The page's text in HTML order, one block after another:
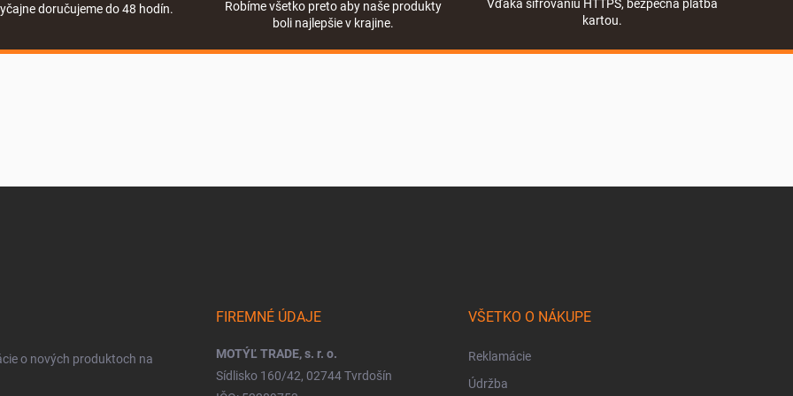
doručujeme do 48 hodín.
Robíme všetko preto aby naše produkty
boli najlepšie v krajine.
Vďaka šifrovaniu HTTPS, bezpečná platba
kartou.
o nových produktoch na
FIREMNÉ ÚDAJE
MOTÝĽ TRADE, s. r. o.
Sídlisko 160/42, 02744 Tvrdošín
VŠETKO O NÁKUPE
Reklamácie
Údržba